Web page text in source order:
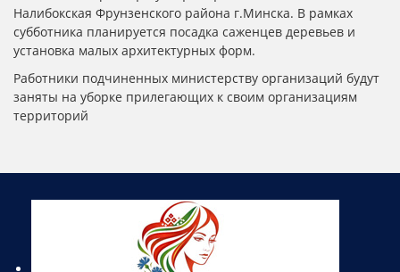
Налибокская Фрунзенского района г.Минска. В рамках
субботника планируется посадка саженцев деревьев и
установка малых архитектурных форм.
Работники подчиненных министерству организаций будут
заняты на уборке прилегающих к своим организациям
территорий